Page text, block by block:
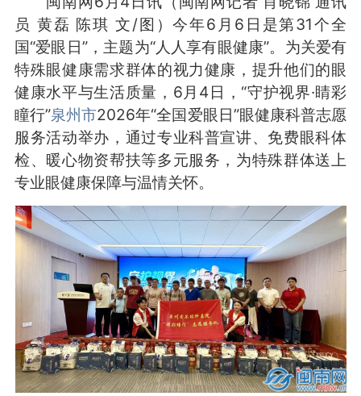
员 黄磊 陈琪 文/图）今年6月6日是第31个全
国“爱眼日”，主题为“人人享有眼健康”。为关爱有
特殊眼健康需求群体的视力健康，提升他们的眼
健康水平与生活质量，6月4日，“守护视界·睛彩
瞳行”泉州市2026年“全国爱眼日”眼健康科普志愿
服务活动举办，通过专业科普宣讲、免费眼科体
检、暖心物资帮扶等多元服务，为特殊群体送上
专业眼健康保障与温情关怀。